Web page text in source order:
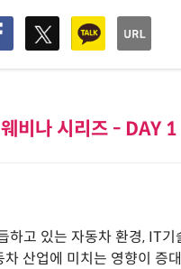
비나 시리즈 - DAY 1
하고 있는 자동차 환경, IT기
산업에 미치는 영향이 증